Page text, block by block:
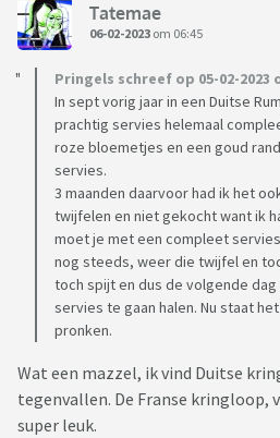
Tatemae
06-02-2023 om 06:45
Pringels schreef op 05-02-2023
In sept vorig jaar in een Duitse
prachtig servies helemaal
roze bloemetjes en een goud
servies.
3 maanden daarvoor had ik het
twijfelen en niet gekocht want ik
moet je met een compleet
nog steeds, weer die twijfel en
toch spijt en dus de volgende
servies te gaan halen. Nu staat
pronken.
Wat een mazzel, ik vind Duitse
tegenvallen. De Franse kringloop,
super leuk.